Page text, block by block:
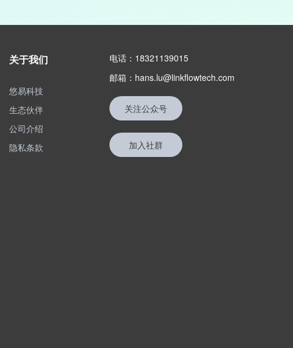
关于我们
悠易科技
生态伙伴
公司介绍
隐私条款
电话：18321139015
邮箱：hans.lu@linkflowtech.com
关注公众号
加入社群